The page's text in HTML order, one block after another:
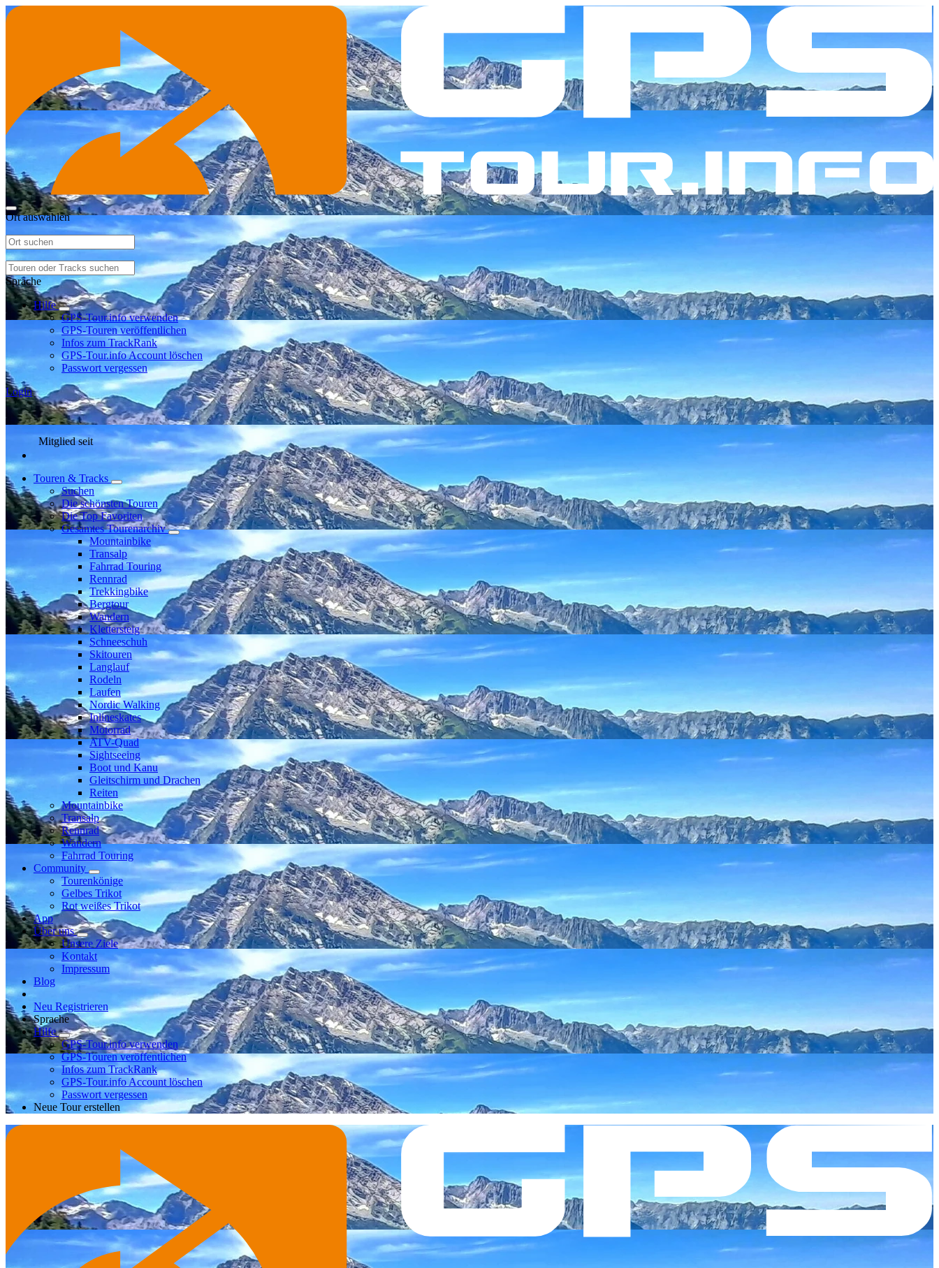
Ort auswählen
Sprache
Hilfe
GPS-Tour.info verwenden
GPS-Touren veröffentlichen
Infos zum TrackRank
GPS-Tour.info Account löschen
Passwort vergessen
Login
Mitglied seit
Touren & Tracks
Suchen
Die schönsten Touren
Die Top Favoriten
Gesamtes Tourenarchiv
Mountainbike
Transalp
Fahrrad Touring
Rennrad
Trekkingbike
Bergtour
Wandern
Klettersteig
Schneeschuh
Skitouren
Langlauf
Rodeln
Laufen
Nordic Walking
Inlineskates
Motorrad
ATV-Quad
Sightseeing
Boot und Kanu
Gleitschirm und Drachen
Reiten
Mountainbike
Transalp
Rennrad
Wandern
Fahrrad Touring
Community
Tourenkönige
Gelbes Trikot
Rot weißes Trikot
App
Über uns
Unsere Ziele
Kontakt
Impressum
Blog
Neu Registrieren
Sprache
Hilfe
GPS-Tour.info verwenden
GPS-Touren veröffentlichen
Infos zum TrackRank
GPS-Tour.info Account löschen
Passwort vergessen
Neue Tour erstellen